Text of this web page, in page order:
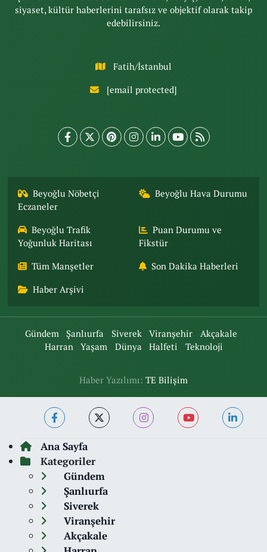
siyaset, kültür haberlerini tarafsız ve objektif olarak takip
edebilirsiniz.
Fatih/İstanbul
[email protected]
Beyoğlu Nöbetçi
Eczaneler
Beyoğlu Hava Durumu
Beyoğlu Trafik
Yoğunluk Haritası
Puan Durumu ve
Fikstür
Tüm Manşetler Son Dakika Haberleri
Haber Arşivi
Gündem Şanlıurfa Siverek Viranşehir
Akçakale
Harran
Yaşam Dünya Halfeti Teknoloji
Haber Yazılımı: TE Bilişim
Ana Sayfa
Kategoriler
Gündem
Şanlıurfa
Siverek
Viranşehir
Akçakale